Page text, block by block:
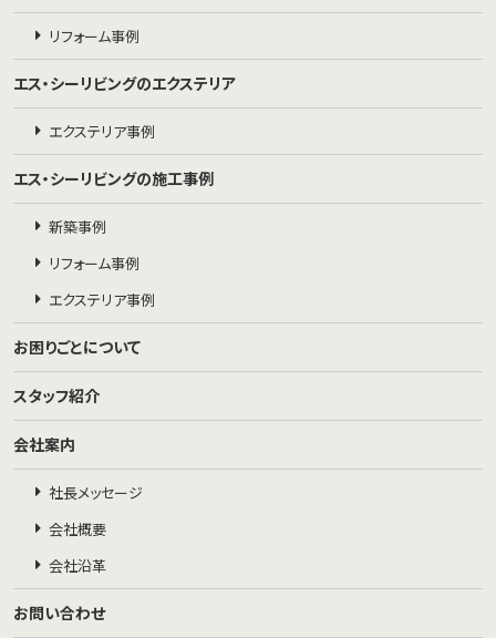
リフォーム事例
エス・シーリビングのエクステリア
エクステリア事例
エス・シーリビングの施工事例
新築事例
リフォーム事例
エクステリア事例
お困りごとについて
スタッフ紹介
会社案内
社長メッセージ
会社概要
会社沿革
お問い合わせ